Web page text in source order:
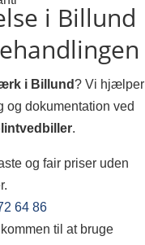
i Billund
i Billund? Vi hjælper
og dokumentation ved
.
og fair priser uden
64 86
til at bruge